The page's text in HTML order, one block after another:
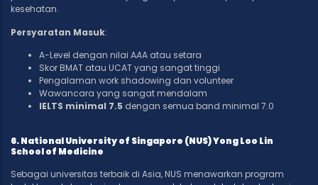
kesehatan.
Persyaratan Masuk:
A-Level dengan nilai AAA atau setara
Skor BMAT atau UCAT yang sangat tinggi
Pengalaman work shadowing dan volunteer
Wawancara yang sangat mendalam
IELTS minimal 7.5 dengan semua band minimal 7.0
6. National University of Singapore (NUS) Yong Loo Lin
School of Medicine
Sebagai universitas terbaik di Asia, NUS menawarkan program